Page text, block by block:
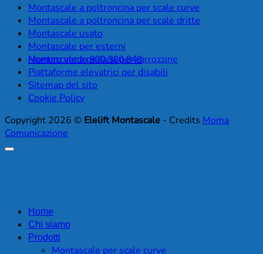
Numero verde 800.300.848
Montascale a poltroncina per scale curve
Montascale a poltroncina per scale dritte
Montascale usato
Montascale per esterni
Montascale a pedana per carrozzine
Piattaforme elevatrici per disabili
Sitemap del sito
Cookie Policy
Copyright 2026 © Elelift Montascale - Credits Moma
Comunicazione
Home
Chi siamo
Prodotti
Montascale per scale curve